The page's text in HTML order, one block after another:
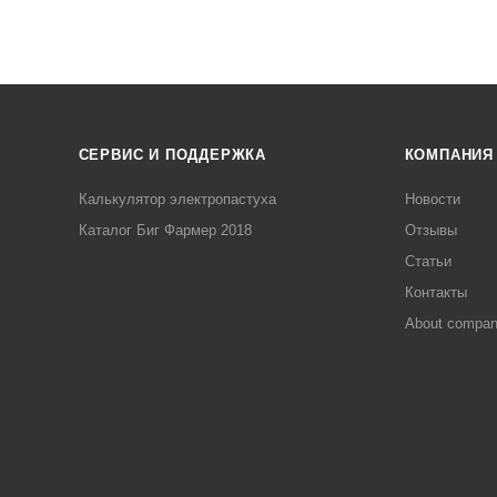
СЕРВИС И ПОДДЕРЖКА
Калькулятор электропастуха
Каталог Биг Фармер 2018
КОМПАНИЯ
Новости
Отзывы
Статьи
Контакты
About